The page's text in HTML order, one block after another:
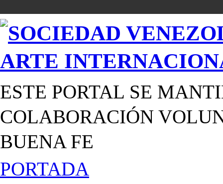
ESTE PORTAL SE
COLABORACIÓN
BUENA FE
PORTADA